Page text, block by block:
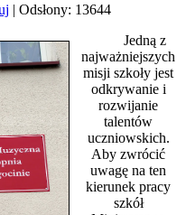
| Odsłony: 13644
Jedną z
najważniejszych
misji szkoły jest
odkrywanie i
rozwijanie
talentów
uczniowskich.
Aby zwrócić
uwagę na ten
kierunek pracy
szkół